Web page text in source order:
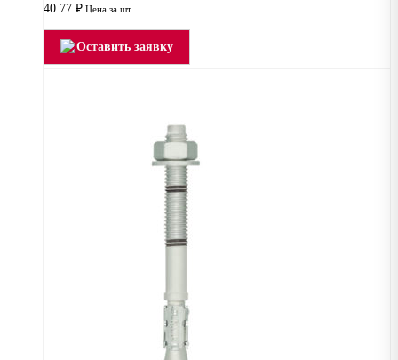
40.77 ₽ Цена за шт.
Оставить заявку